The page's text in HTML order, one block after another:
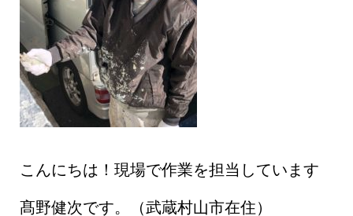
こんにちは！現場で作業を担当しています
髙野健次です。（武蔵村山市在住）